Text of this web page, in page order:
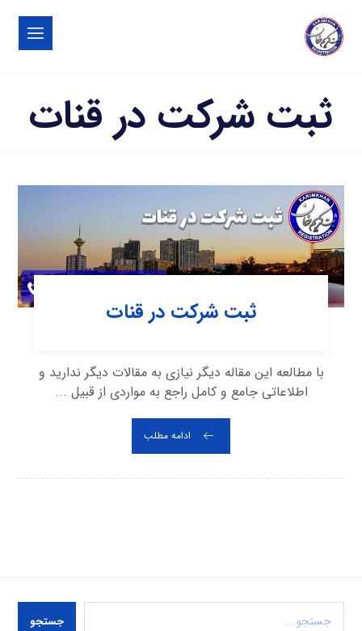
ثبت شرکت در قنات
ثبت شرکت در قنات
با مطالعه این مقاله دیگر نیازی به مقالات دیگر ندارید و
اطلاعاتی جامع و کامل راجع به مواردی از قبیل ...
ادامه مطلب
جستجو